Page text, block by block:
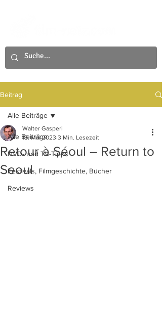
Beitrag
Alle Beiträge
DVD- und TV-Tipps
Festivals, Filmgeschichte, Bücher
Reviews
Alle Beiträge
Retour à Séoul – Return to
Seoul
Walter Gasperi
19. Mai 2023 3 Min. Lesezeit